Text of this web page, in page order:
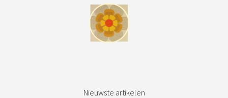
Nieuwste artikelen